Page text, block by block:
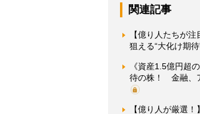
関連記事
【億り人たちが
狙える“大化け期
《資産1.5億円超
待の株！ 金融、
【億り人が厳選